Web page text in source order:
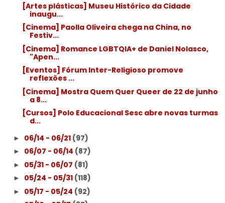
[Artes plásticas] Museu Histórico da Cidade
inaugu...
[Cinema] Paolla Oliveira chega na China, no
Festiv...
[Cinema] Romance LGBTQIA+ de Daniel Nolasco,
"Apen...
[Eventos] Fórum Inter-Religioso promove
reflexões ...
[Cinema] Mostra Quem Quer Queer de 22 de junho
a 8...
[Cursos] Polo Educacional Sesc abre novas turmas
d...
► 06/14 - 06/21 (97)
► 06/07 - 06/14 (87)
► 05/31 - 06/07 (81)
► 05/24 - 05/31 (118)
► 05/17 - 05/24 (92)